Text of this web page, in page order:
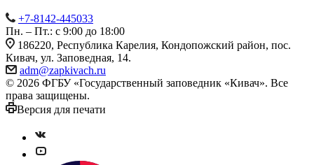
+7-8142-445033
Пн. – Пт.: с 9:00 до 18:00
186220, Республика Карелия, Кондопожский район, пос.
Кивач, ул. Заповедная, 14.
adm@zapkivach.ru
© 2026 ФГБУ «Государственный заповедник «Кивач». Все
права защищены.
Версия для печати